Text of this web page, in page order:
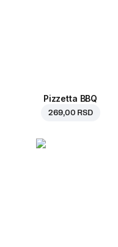
Pizzetta BBQ
269,00 RSD